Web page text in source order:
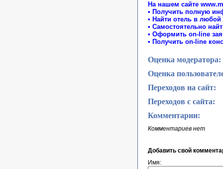
На нашем сайте
• Получить полную
• Найти отель в
• Самостоятельно
• Оформить on-line
• Получить on-line
Оценка модератора:
Оценка
Переходов на сайт:
Переходов с сайта:
Комментарии:
Комментариев нет
Добавить свой
Имя: